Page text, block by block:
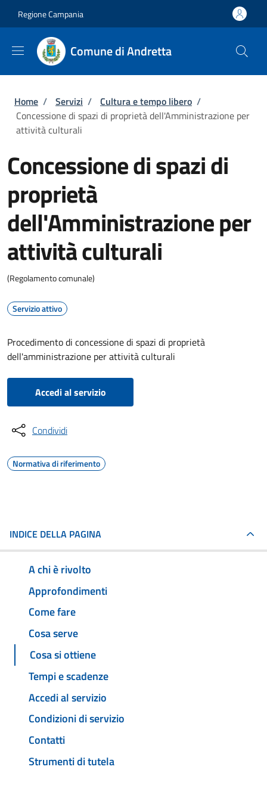
Regione Campania
Comune di Andretta
Briciole di pane
Home / Servizi / Cultura e tempo libero /
Concessione di spazi di proprietà dell'Amministrazione per
attività culturali
Concessione di spazi di
proprietà
dell'Amministrazione per
attività culturali
(Regolamento comunale)
Servizio attivo
Procedimento di concessione di spazi di proprietà
dell'amministrazione per attività culturali
Accedi al servizio
Condividi
Normativa di riferimento
INDICE DELLA PAGINA
A chi è rivolto
Approfondimenti
Come fare
Cosa serve
Cosa si ottiene
Tempi e scadenze
Accedi al servizio
Condizioni di servizio
Contatti
Strumenti di tutela